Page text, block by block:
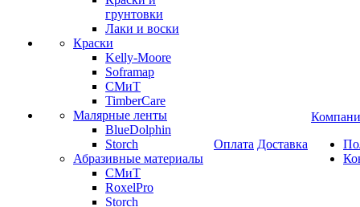
грунтовки
Лаки и воски
Краски
Kelly-Moore
Soframap
СМиТ
TimberCare
Малярные ленты
BlueDolphin
Storch
Абразивные материалы
СМиТ
RoxelPro
Storch
Оплата Доставка